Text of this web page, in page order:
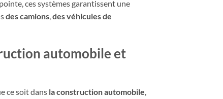
ces systèmes garantissent une
des camions des véhicules de
automobile et
ce soit dans la construction automobile,